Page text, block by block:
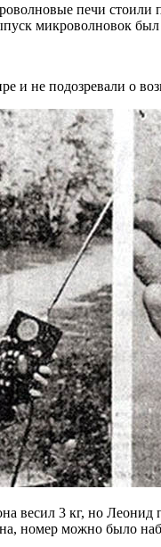
печи стоили
микроволновок был
и не подозревали о
весил 3 кг, но
номер можно было